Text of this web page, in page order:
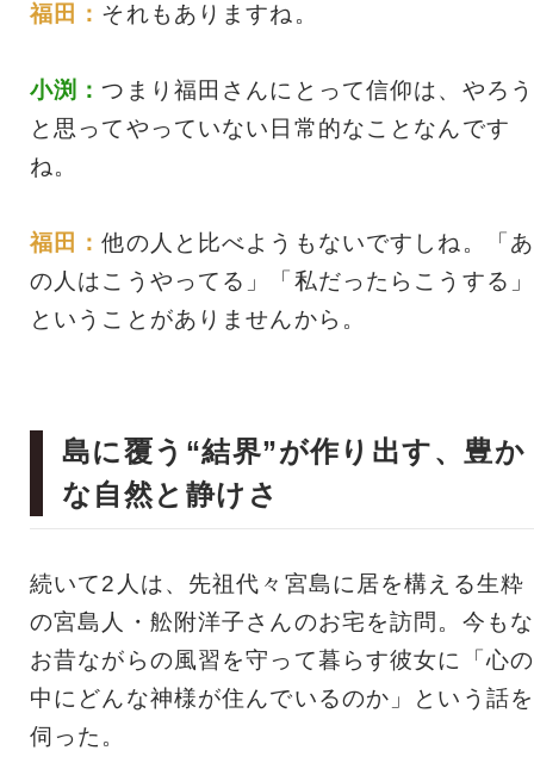
福田： それもありますね。
小渕： つまり福田さんにとって信仰は、やろう
と思ってやっていない日常的なことなんです
ね。
福田：他の人と比べようもないですしね。「あ
の人はこうやってる」「私だったらこうする」
ということがありませんから。
島に覆う“結界”が作り出す、豊か
な自然と静けさ
続いて2人は、先祖代々宮島に居を構える生粋
の宮島人・舩附洋子さんのお宅を訪問。今もな
お昔ながらの風習を守って暮らす彼女に「心の
中にどんな神様が住んでいるのか」という話を
伺った。